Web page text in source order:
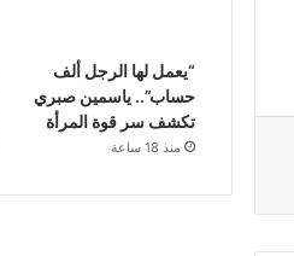
“يعمل لها الرجل ألف
حساب”.. ياسمين صبري
تكشف سر قوة المرأة
منذ 18 ساعة